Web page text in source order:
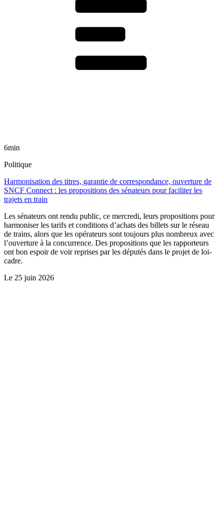
6min
Politique
Harmonisation des titres, garantie de correspondance, ouverture de
SNCF Connect : les propositions des sénateurs pour faciliter les
trajets en train
Les sénateurs ont rendu public, ce mercredi, leurs propositions pour
harmoniser les tarifs et conditions d’achats des billets sur le réseau
de trains, alors que les opérateurs sont toujours plus nombreux avec
l’ouverture à la concurrence. Des propositions que les rapporteurs
ont bon espoir de voir reprises par les députés dans le projet de loi-
cadre.
Le 25 juin 2026